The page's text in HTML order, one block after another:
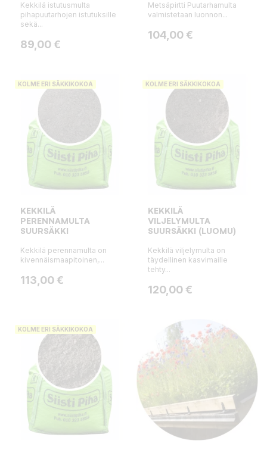
Kekkilä istutusmulta
pihapuutarhojen istutuksille
sekä...
Hinta
89,00 €
Metsäpirtti Puutarhamulta
valmistetaan luonnon...
Hinta
104,00 €
KOLME ERI SÄKKIKOKOA
KEKKILÄ
PERENNAMULTA
SUURSÄKKI
Kekkilä perennamulta on
kivennäismaapitoinen,...
Hinta
113,00 €
KOLME ERI SÄKKIKOKOA
KEKKILÄ
VILJELYMULTA
SUURSÄKKI (LUOMU)
Kekkilä viljelymulta on
täydellinen kasvimaille
tehty...
Hinta
120,00 €
KOLME ERI SÄKKIKOKOA